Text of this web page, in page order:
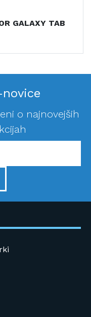
GALAXY TAB
o najnovejših